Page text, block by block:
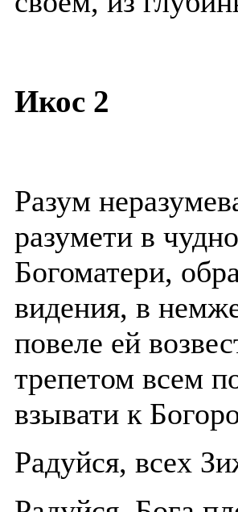
Икос 2
Разум
разумети в
Богоматери,
видения, в
повеле ей
трепетом всем
взывати к
Радуйся, всех